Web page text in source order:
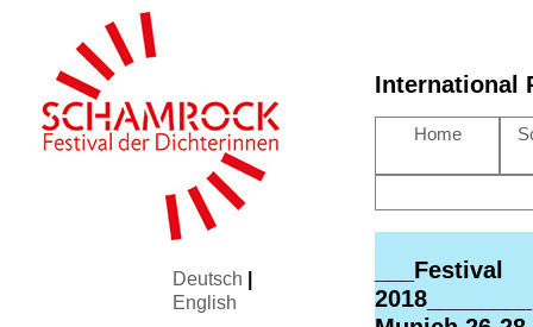
Deutsch
English
Home
___Festival